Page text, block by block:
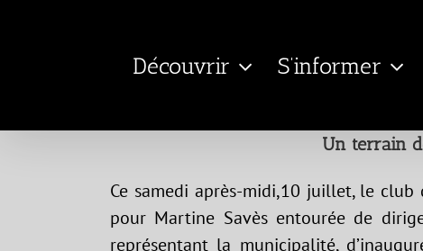
Découvrir S’informer
Un terrain
Ce samedi après-midi,10 juillet, le club
pour Martine Savès entourée de
représentant la municipalité,